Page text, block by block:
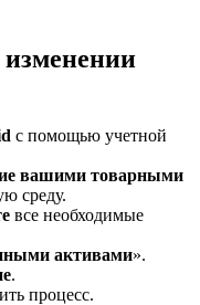
изменении
с помощью учетной
вашими товарными
среду.
все необходимые
активами».
.
процесс.